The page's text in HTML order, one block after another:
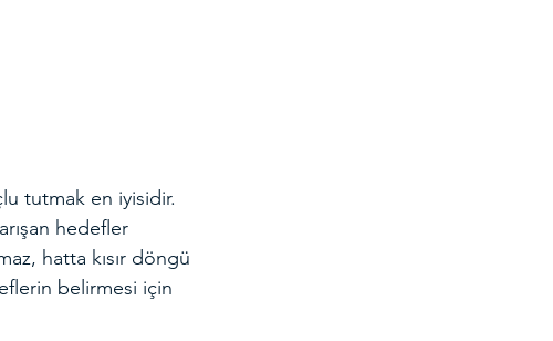
tutmak en iyisidir.
hedefler
hatta kısır döngü
belirmesi için